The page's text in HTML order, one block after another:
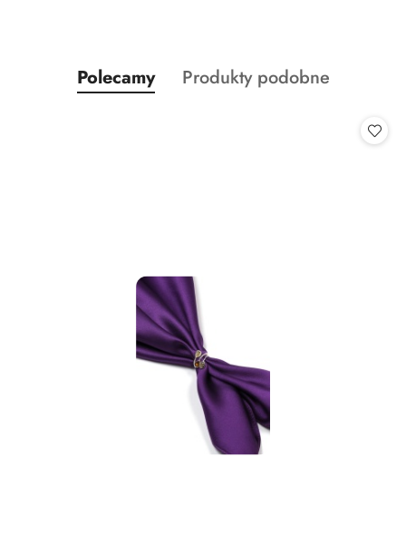
Pomiń karuzelę produktów
Produkty
o
Polecamy
Produkty
Produkty podobne